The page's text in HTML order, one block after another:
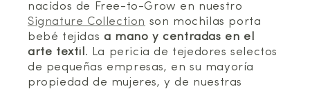
nacidos de Free-to-Grow en nuestro
Signature Collection son mochilas porta
bebé tejidas a mano y centradas en el
arte textil . La pericia de tejedores selectos
de pequeñas empresas, en su mayoría
propiedad de mujeres, y de nuestras